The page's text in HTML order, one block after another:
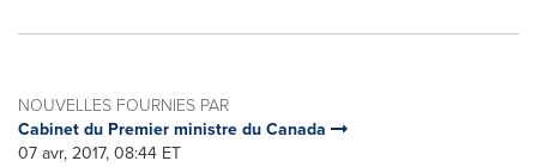
NOUVELLES FOURNIES PAR
Cabinet du Premier ministre du Canada
07 avr, 2017, 08:44 ET